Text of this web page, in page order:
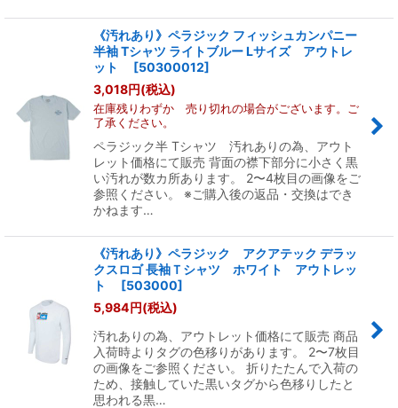
《汚れあり》ペラジック フィッシュカンパニー
半袖 Tシャツ ライトブルー Lサイズ アウトレ
ット
[50300012]
3,018円(税込)
在庫残りわずか 売り切れの場合がございます。ご
了承ください。
ペラジック半 Tシャツ 汚れありの為、アウト
レット価格にて販売 背面の襟下部分に小さく黒
い汚れが数カ所あります。 2〜4枚目の画像をご
参照ください。 ※ご購入後の返品・交換はでき
かねます…
《汚れあり》ペラジック アクアテック デラッ
クスロゴ 長袖Ｔシャツ ホワイト アウトレッ
ト
[503000]
5,984円(税込)
汚れありの為、アウトレット価格にて販売 商品
入荷時よりタグの色移りがあります。 2〜7枚目
の画像をご参照ください。 折りたたんで入荷の
ため、接触していた黒いタグから色移りしたと
思われる黒…